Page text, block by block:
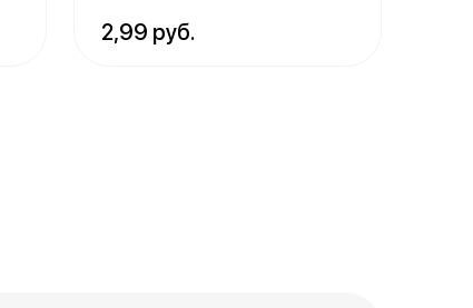
2,99 руб.